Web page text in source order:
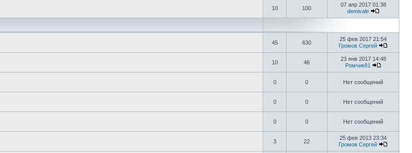
10 100
07 апр 2017 01:38
demivale
45 630
25 фев 2017 21:54
Громов Сергей
10 46
23 янв 2017 14:48
Ромчик81
0 0 Нет сообщений
0 0 Нет сообщений
0 0 Нет сообщений
3 22
25 фев 2013 23:34
Громов Сергей